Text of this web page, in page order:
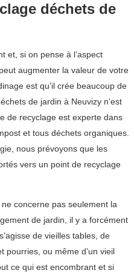
déchets de
et, si on pense à l’aspect
augmenter la valeur de votre
est qu’il crée beaucoup de
de jardin à Neuvizy n’est
de recyclage est experte dans
et tous déchets organiques.
nous prévoyons que les
vers un point de recyclage
concerne pas seulement la
de jardin, il y a forcément
de vieilles tables, de
pourries, ou même d’un vieil
ce qui est encombrant et si